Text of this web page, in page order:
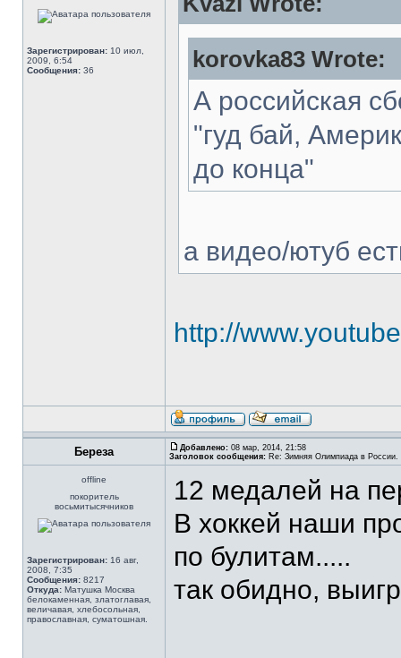
Зарегистрирован: 10 июл,
2009, 6:54
Сообщения: 36 korovka83 Wrote:
А российская
"гуд бай,
до конца"
а видео/ютуб
http://
Береза Добавлено: 08 мар, 2014, 21:58
Заголовок сообщения: Re: Зимняя Олимпиада в России.
offline
покоритель
восьмитысячников
Зарегистрирован: 16 авг,
2008, 7:35
Сообщения: 8217
Откуда: Матушка Москва
белокаменная, златоглавая,
величавая, хлебосольная,
православная, суматошная.
12 медалей на
В хоккей наши
по булитам.....
так обидно,